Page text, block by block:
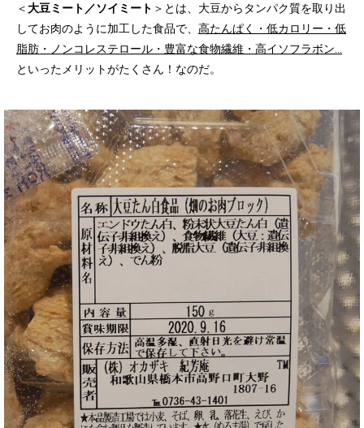
＜大豆ミート／ソイミート ＞とは、大豆からタンパク質を取り出
してお肉のように加工した食品で、 高たんぱく・低カロリー・低
脂肪・ノンコレステロール・豊富な食物繊維・高イソフラボン…
といったメリットがたくさん！なのだ。